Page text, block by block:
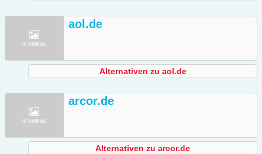
aol.de
Alternativen zu aol.de
arcor.de
Alternativen zu arcor.de